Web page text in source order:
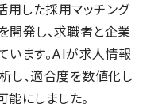
用した採用マッチング
開発し、求職者と企業
います。AIが求人情報
し、適合度を数値化し
能にしました。